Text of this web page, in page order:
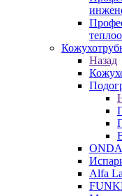
Назад
ONDA
Alfa